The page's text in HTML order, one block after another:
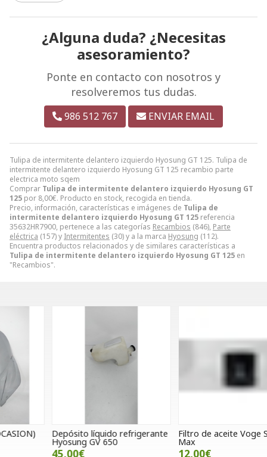
Tulipa de intermitente delantero izquierdo Hyosung GT 125. Tulipa de
intermitente delantero izquierdo Hyosung GT 125 recambio parte
electrica moto sqem
Comprar Tulipa de intermitente delantero izquierdo Hyosung GT
125 por 8,00€. Producto en stock, recogida en tienda.
Precio, información, características e imágenes de Tulipa de
intermitente delantero izquierdo Hyosung GT 125 referencia
35632HR7900, pertenece a las categorías Recambios (846), Parte
eléctrica (157) y Intermitentes (30) y a la marca Hyosung (112).
Encuentra productos relacionados y de similares características a
Tulipa de intermitente delantero izquierdo Hyosung GT 125 en
"Recambios".
¿Alguna duda? ¿Necesitas
asesoramiento?
Ponte en contacto con nosotros y
resolveremos tus dudas.
986 512 767 ENVIAR EMAIL
Depósito líquido refrigerante
Hyosung GV 650
Filtro de aceite Voge SR4
Max